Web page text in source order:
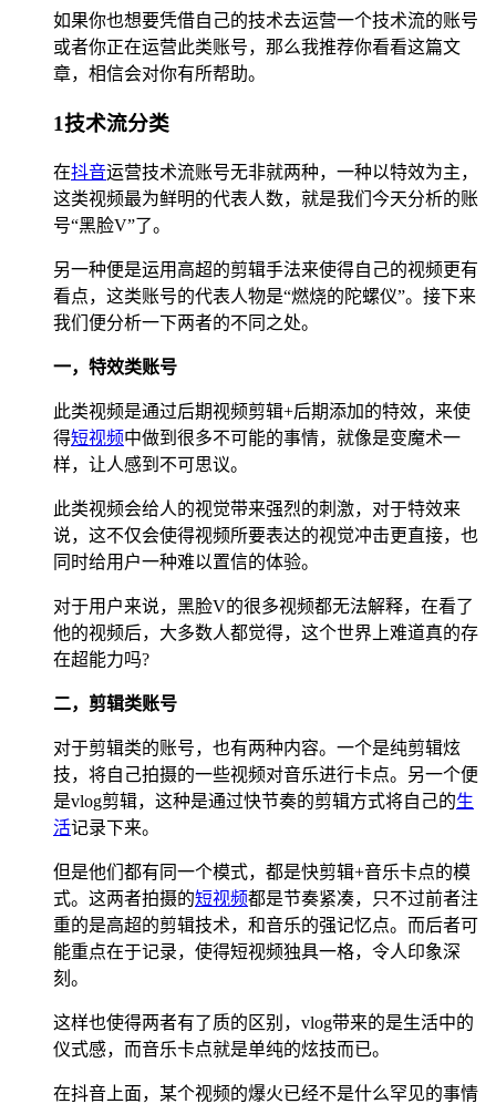
如果你也想要凭借自己的技术去运营一个技术流的账号
或者你正在运营此类账号，那么我推荐你看看这篇文
章，相信会对你有所帮助。
1技术流分类
在抖音运营技术流账号无非就两种，一种以特效为主，
这类视频最为鲜明的代表人数，就是我们今天分析的账
号“黑脸V”了。
另一种便是运用高超的剪辑手法来使得自己的视频更有
看点，这类账号的代表人物是“燃烧的陀螺仪”。接下来
我们便分析一下两者的不同之处。
一，特效类账号
此类视频是通过后期视频剪辑+后期添加的特效，来使
得短视频中做到很多不可能的事情，就像是变魔术一
样，让人感到不可思议。
此类视频会给人的视觉带来强烈的刺激，对于特效来
说，这不仅会使得视频所要表达的视觉冲击更直接，也
同时给用户一种难以置信的体验。
对于用户来说，黑脸V的很多视频都无法解释，在看了
他的视频后，大多数人都觉得，这个世界上难道真的存
在超能力吗?
二，剪辑类账号
对于剪辑类的账号，也有两种内容。一个是纯剪辑炫
技，将自己拍摄的一些视频对音乐进行卡点。另一个便
是vlog剪辑，这种是通过快节奏的剪辑方式将自己的生
活记录下来。
但是他们都有同一个模式，都是快剪辑+音乐卡点的模
式。这两者拍摄的短视频都是节奏紧凑，只不过前者注
重的是高超的剪辑技术，和音乐的强记忆点。而后者可
能重点在于记录，使得短视频独具一格，令人印象深
刻。
这样也使得两者有了质的区别，vlog带来的是生活中的
仪式感，而音乐卡点就是单纯的炫技而已。
在抖音上面，某个视频的爆火已经不是什么罕见的事情